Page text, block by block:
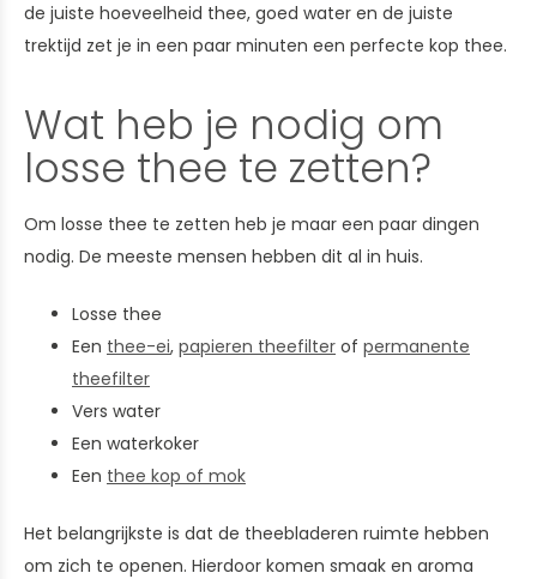
de juiste hoeveelheid thee, goed water en de juiste
trektijd zet je in een paar minuten een perfecte kop thee.
Wat heb je nodig om
losse thee te zetten?
Om losse thee te zetten heb je maar een paar dingen
nodig. De meeste mensen hebben dit al in huis.
Losse thee
Een thee-ei, papieren theefilter of permanente
theefilter
Vers water
Een waterkoker
Een thee kop of mok
Het belangrijkste is dat de theebladeren ruimte hebben
om zich te openen. Hierdoor komen smaak en aroma